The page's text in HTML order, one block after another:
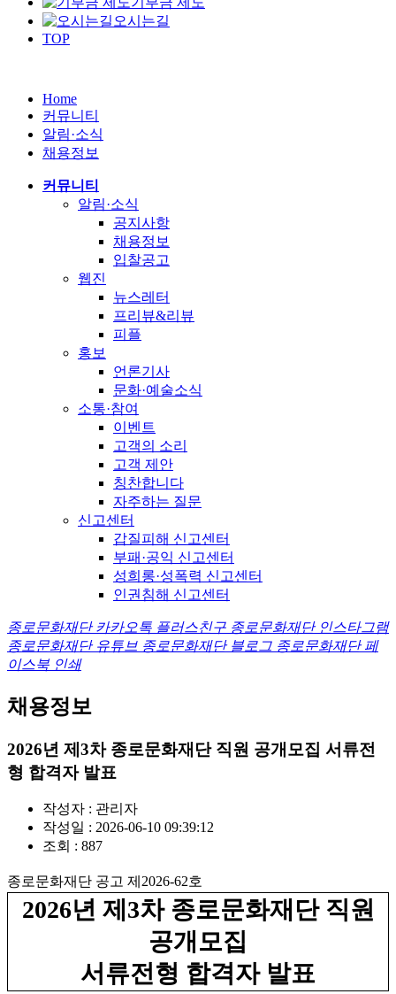
오시는길
TOP
Home
커뮤니티
알림·소식
채용정보
커뮤니티
알림·소식
공지사항
채용정보
입찰공고
웹진
뉴스레터
프리뷰&리뷰
피플
홍보
언론기사
문화·예술소식
소통·참여
이벤트
고객의 소리
고객 제안
칭찬합니다
자주하는 질문
신고센터
갑질피해 신고센터
부패·공익 신고센터
성희롱·성폭력 신고센터
인권침해 신고센터
종로문화재단 카카오톡 플러스친구 종로문화재단 인스타그램
종로문화재단 유튜브 종로문화재단 블로그 종로문화재단 페
이스북 인쇄
채용정보
2026년 제3차 종로문화재단 직원 공개모집 서류전
형 합격자 발표
작성자 : 관리자
작성일 : 2026-06-10 09:39:12
조회 : 887
종로문화재단 공고 제2026-62호
2026년 제3차 종로문화재단 직원
공개모집
서류전형 합격자 발표